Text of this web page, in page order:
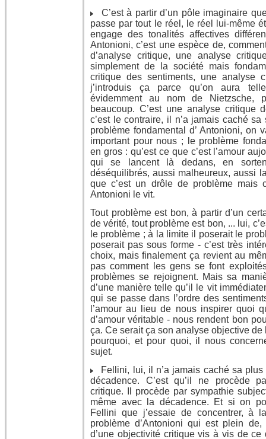
C’est à partir d’un pôle imaginaire
passe par tout le réel, le réel lui-même
engage des tonalités affectives
Antonioni, c’est une espèce de,
d’analyse critique, une analyse
simplement de la société mais
critique des sentiments, une analyse
j’introduis ça parce qu’on aura
évidemment au nom de Nietzsche,
beaucoup. C’est une analyse critique
c’est le contraire, il n’a jamais caché sa
problème fondamental d’ Antonioni, on
important pour nous ; le problème
en gros : qu’est ce que c’est l’amour
qui se lancent là dedans, en
déséquilibrés, aussi malheureux, aussi
que c’est un drôle de problème mais
Antonioni le vit.
Tout problème est bon, à partir d’un
de vérité, tout problème est bon, ... lui,
le problème ; à la limite il poserait le
poserait pas sous forme - c’est très
choix, mais finalement ça revient au
pas comment les gens se font
problèmes se rejoignent. Mais sa
d’une manière telle qu’il le vit
qui se passe dans l’ordre des
l’amour au lieu de nous inspirer quoi
d’amour véritable - nous rendent bon
ça. Ce serait ça son analyse objective
pourquoi, et pour quoi, il nous
sujet.
Fellini, lui, il n’a jamais caché sa
décadence. C’est qu’il ne procède
critique. Il procède par sympathie
même avec la décadence. Et si on
Fellini que j’essaie de concentrer, à
problème d’Antonioni qui est plein de,
d’une objectivité critique vis à vis de